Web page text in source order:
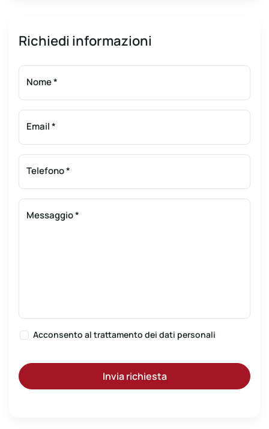
Richiedi informazioni
Nome*
Email*
Telefono*
Messaggio*
Acconsento al trattamento dei dati personali
Invia richiesta